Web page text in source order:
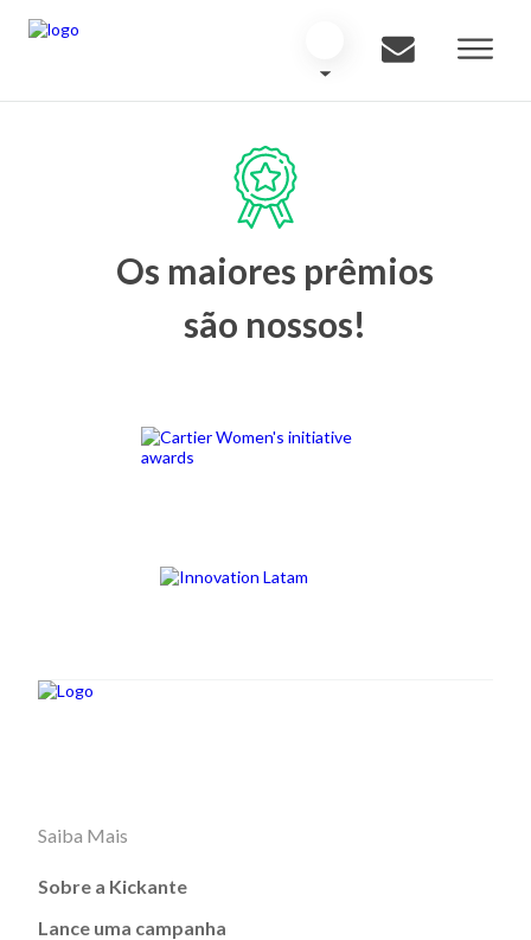
Os maiores prêmios
são nossos!
Saiba Mais
Sobre a Kickante
Lance uma campanha